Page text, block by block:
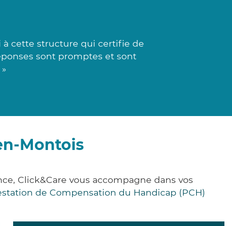
à cette structure qui certifie de
sont promptes et sont
Montois
Click&Care vous accompagne dans vos
de Compensation du Handicap (PCH)